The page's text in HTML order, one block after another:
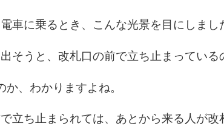
車に乗るとき、こんな光景を目にしまし
そうと、改札口の前で立ち止まっている
か、わかりますよね。
立ち止まられては、あとから来る人が改